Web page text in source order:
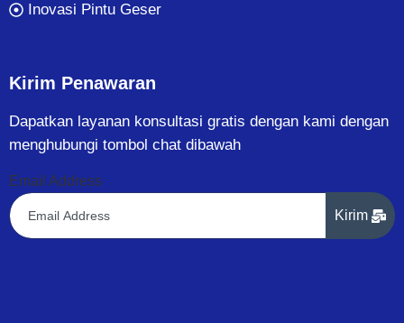
Inovasi Pintu Geser
Kirim Penawaran
Dapatkan layanan konsultasi gratis dengan kami dengan
menghubungi tombol chat dibawah
Email Address
Kirim